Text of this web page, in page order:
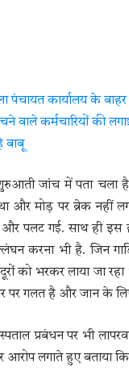
कार्यालय के बाहर
वाले कर्मचारियों की
बाबू
जांच में पता चला
और मोड़ पर ब्रेक नहीं
और पलट गई. साथ ही इस
करना भी है. जिन
को भरकर लाया जा
पर गलत है और जान के
प्रबंधन पर भी
आरोप लगाते हुए बताया